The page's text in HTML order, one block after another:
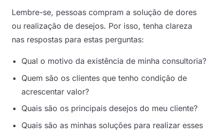
Lembre-se, pessoas compram a solução de dores
ou realização de desejos. Por isso, tenha clareza
nas respostas para estas perguntas:
Qual o motivo da existência de minha consultoria?
Quem são os clientes que tenho condição de
acrescentar valor?
Quais são os principais desejos do meu cliente?
Quais são as minhas soluções para realizar esses